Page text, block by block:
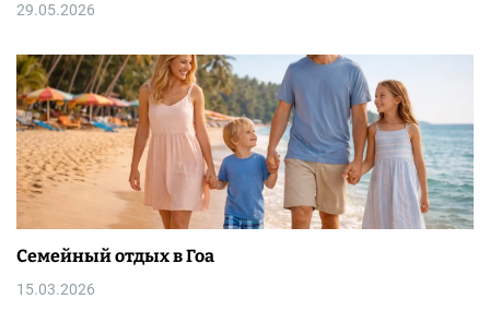
29.05.2026
Семейный отдых в Гоа
15.03.2026